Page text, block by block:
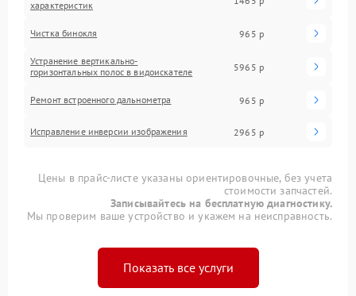
характеристик
Чистка бинокля 965 р
Устранение вертикально-
горизонтальных полос в видоискателе
5965 р
Ремонт встроенного дальнометра 965 р
Исправление инверсии изображения 2965 р
Цены в прайс-листе указаны ориентировочные, без учета
стоимости запчастей.
Записывайтесь на бесплатную диагностику.
Мы проверим ваше устройство и укажем на неисправность.
Показать все услуги